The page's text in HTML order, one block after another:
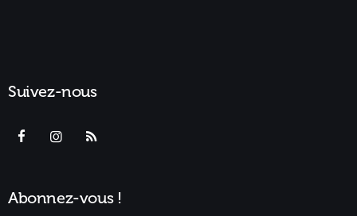
Suivez-nous
Abonnez-vous !